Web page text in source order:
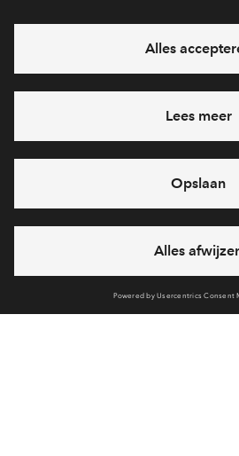
Ja, ik wil mij
Heb je een vraag en wil je direct
71 22 660
feestdagen)
vandaag gesloten, maandag zijn we
bereikbaar